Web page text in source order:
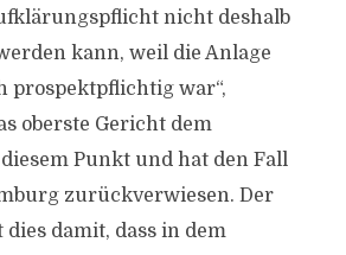
nicht deshalb
kann, weil die Anlage
prospektpflichtig war“,
oberste Gericht dem
Punkt und hat den Fall
zurückverwiesen. Der
dies damit, dass in dem